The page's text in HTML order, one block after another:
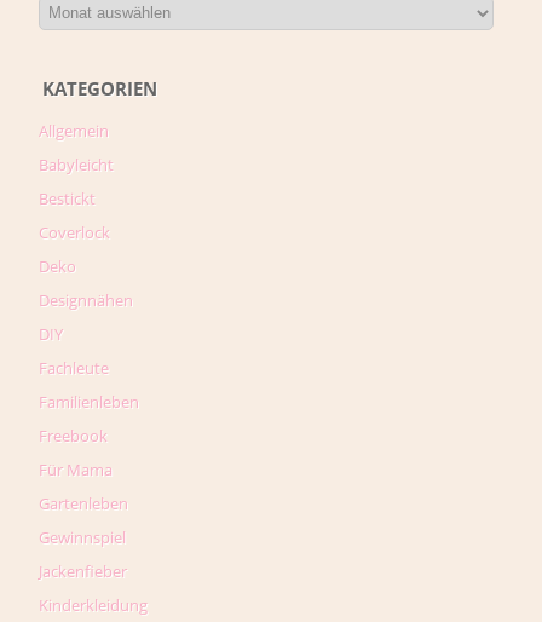
KATEGORIEN
Allgemein
Babyleicht
Bestickt
Coverlock
Deko
Designnähen
DIY
Fachleute
Familienleben
Freebook
Für Mama
Gartenleben
Gewinnspiel
Jackenfieber
Kinderkleidung